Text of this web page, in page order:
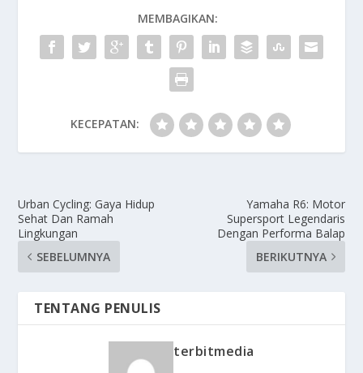
MEMBAGIKAN:
KECEPATAN:
Urban Cycling: Gaya Hidup
Sehat Dan Ramah
Lingkungan
SEBELUMNYA
Yamaha R6: Motor
Supersport Legendaris
Dengan Performa Balap
BERIKUTNYA
TENTANG PENULIS
terbitmedia